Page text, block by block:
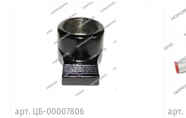
арт. ЦБ-00007806 арт.